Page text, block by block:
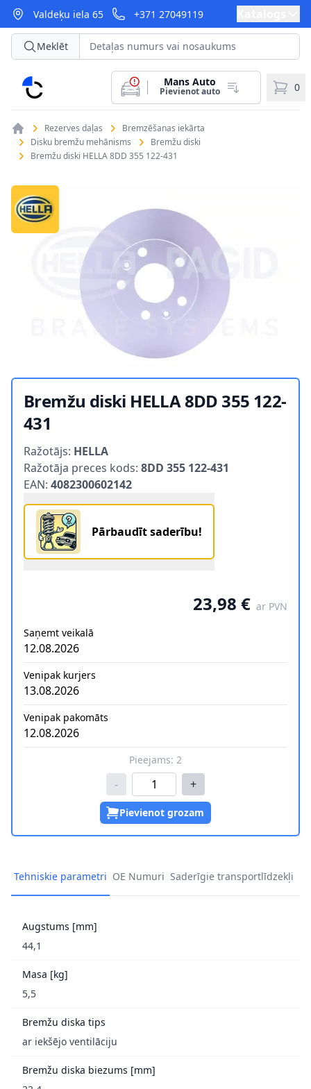
Valdeķu iela 65 +371 27049119
CarParts
Meklēt
Mans Auto
Pievienot auto 0
Rezerves daļas
Bremzēšanas iekārta
Disku bremžu mehānisms
Bremžu diski
Bremžu diski HELLA 8DD 355 122-431
Bremžu diski HELLA 8DD 355 122-
431
Ražotājs: HELLA
Ražotāja preces kods: 8DD 355 122-431
EAN: 4082300602142
Pārbaudīt saderību!
23,98 € ar PVN
Saņemt veikalā
12.08.2026
Venipak kurjers
13.08.2026
Venipak pakomāts
12.08.2026
Pieejams: 2
- +
Pievienot grozam
Tehniskie parametri OE Numuri Saderīgie transportlīdzekļi
Augstums [mm]
44,1
Masa [kg]
5,5
Bremžu diska tips
ar iekšējo ventilāciju
Bremžu diska biezums [mm]